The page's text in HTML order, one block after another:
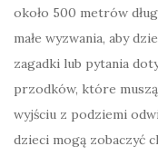
około 500 metrów
małe wyzwania, aby
zagadki lub pytania
przodków, które
wyjściu z podziemi
dzieci mogą zobaczyć